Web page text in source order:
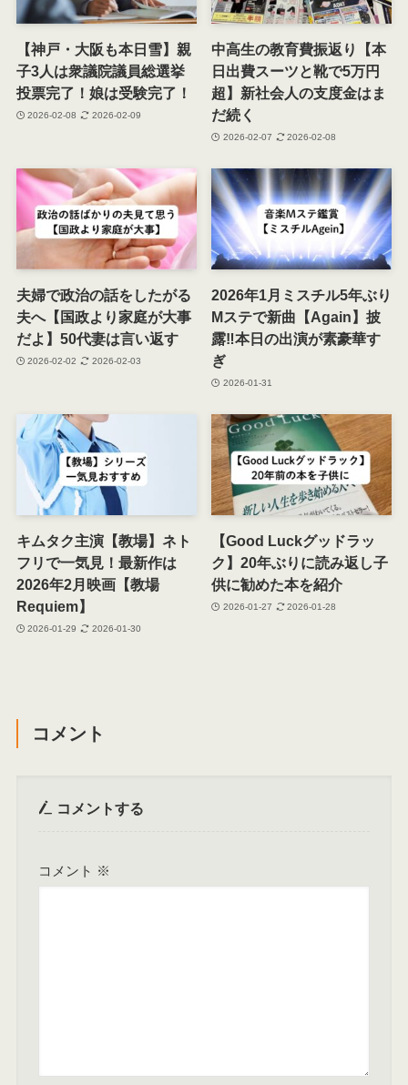
【神戸・大阪も本日雪】親
子3人は衆議院議員総選挙
投票完了！娘は受験完了！
2026-02-08 2026-02-09
中高生の教育費振返り【本
日出費スーツと靴で5万円
超】新社会人の支度金はま
だ続く
2026-02-07 2026-02-08
夫婦で政治の話をしたがる
夫へ【国政より家庭が大事
だよ】50代妻は言い返す
2026-02-02 2026-02-03
2026年1月ミスチル5年ぶり
Mステで新曲【Again】披
露‼本日の出演が素豪華す
ぎ
2026-01-31
キムタク主演【教場】ネト
フリで一気見！最新作は
2026年2月映画【教場
Requiem】
2026-01-29 2026-01-30
【Good Luckグッドラッ
ク】20年ぶりに読み返し子
供に勧めた本を紹介
2026-01-27 2026-01-28
コメント
コメントする
コメント ※